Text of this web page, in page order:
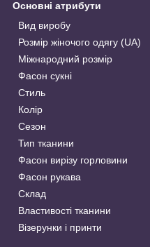
Основні атрибути
Вид виробу
Розмір жіночого одягу (UA)
Міжнародний розмір
Фасон сукні
Стиль
Колір
Сезон
Тип тканини
Фасон вирізу горловини
Фасон рукава
Склад
Властивості тканини
Візерунки і принти